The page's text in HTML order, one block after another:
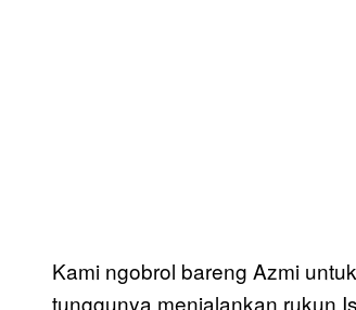
Kami ngobrol bareng Azmi
tunggunya menjalankan rukun